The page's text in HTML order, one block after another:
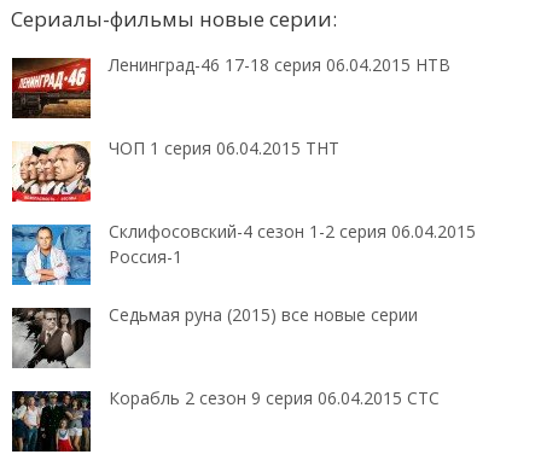
Сериалы-фильмы новые серии:
Ленинград-46 17-18 серия 06.04.2015 НТВ
ЧОП 1 серия 06.04.2015 ТНТ
Склифосовский-4 сезон 1-2 серия 06.04.2015
Россия-1
Седьмая руна (2015) все новые серии
Корабль 2 сезон 9 серия 06.04.2015 СТС